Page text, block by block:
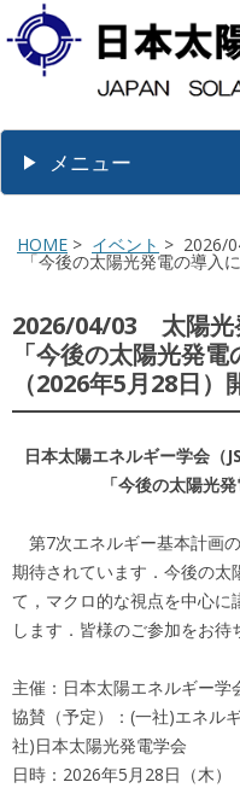
メニュー
HOME > イベント > 2026/
「今後の太陽光発電の導入
2026/04/03 太陽光
「今後の太陽光発
（2026年5月28日
日本太陽エネルギー学会（
「今後の太陽光
第7次エネルギー基本計画
期待されています．今後の
て，マクロ的な視点を中心
します．皆様のご参加をお待
主催：日本太陽エネルギー学
協賛（予定）：(一社)エネル
社)日本太陽光発電学会
日時：2026年5月28日（木